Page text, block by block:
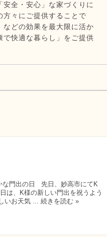
全・安心」な家づくりに
方々にご提供することで
どの効果を最大限に活か
で快適な暮らし」をご提供
な門出の日 先日、妙高市にてK
は、K様の新しい門出を祝うよう
いお天気 ... 続きを読む »